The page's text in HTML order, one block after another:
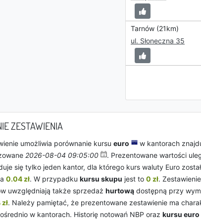
Tarnów (21km)
ul. Słoneczna 35
ZESTAWIENIA
umożliwia porównanie kursu euro w kantorach
2026-08-04 09:05:00
. Prezentowane wartości
się tylko jeden kantor, dla którego kurs waluty Euro
0.04 zł. W przypadku kursu skupu jest to 0 zł.
uwzględniają także sprzedaż hurtową dostępną przy
. Należy pamiętać, że prezentowane zestawienie ma
w kantorach. Historię notowań NBP oraz kursu euro